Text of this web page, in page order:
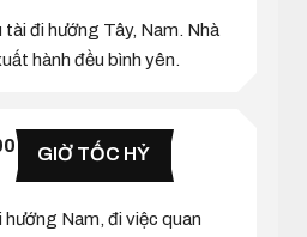
đi hướng Tây, Nam. Nhà
hành đều bình yên.
GIỜ TỐC HỶ
hướng Nam, đi việc quan